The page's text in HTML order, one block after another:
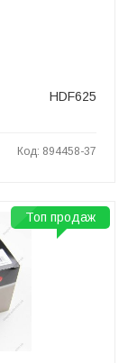
HDF625
Код: 894458-37
Топ продаж